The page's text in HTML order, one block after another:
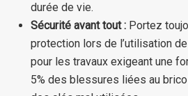
durée de vie.
Sécurité avant tout : Portez
protection lors de l’utilisation
pour les travaux exigeant une
5% des blessures liées au